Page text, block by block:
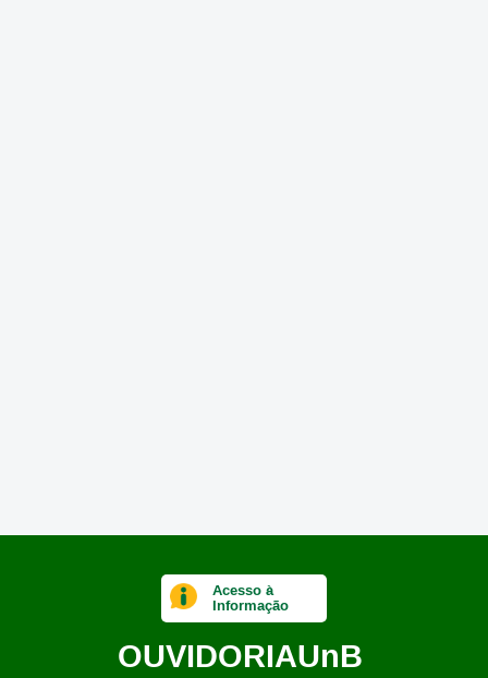
Acesso à
Informação
OUVIDORIAUnB